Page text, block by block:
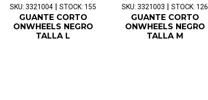
SKU: 3321004 | STOCK: 155
GUANTE CORTO
ONWHEELS NEGRO
TALLA L
SKU: 3321003 | STOCK: 126
GUANTE CORTO
ONWHEELS NEGRO
TALLA M